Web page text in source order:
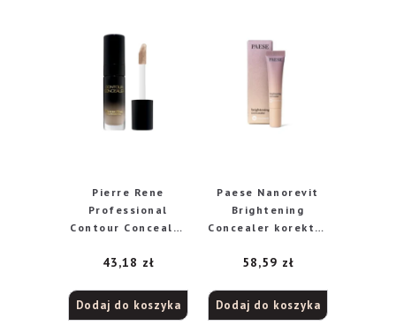
Pierre Rene
Professional
Contour Concealer
01, 7 ml
43,18 zł
Dodaj do koszyka
Paese Nanorevit
Brightening
Concealer korektor
natural beige, 8,5
58,59 zł
Dodaj do koszyka